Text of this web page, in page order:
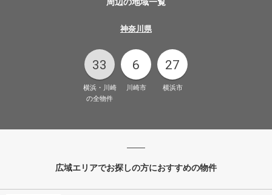
神奈川県
33
横浜・川崎
の全物件
6
川崎市
27
横浜市
広域エリアでお探しの方におすすめの物件